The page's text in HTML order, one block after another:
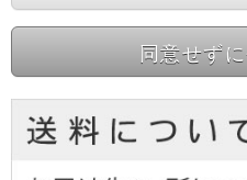
同意せず